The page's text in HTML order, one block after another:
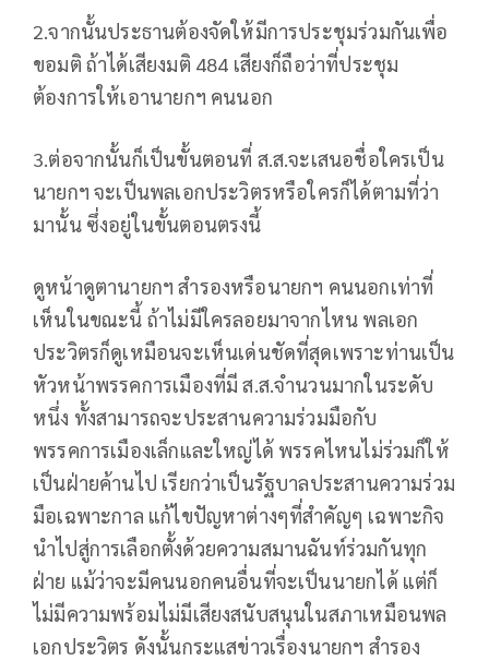
2.จากนั้นประธานต้องจัดให้มีการประชุมร่วมกันเพื่อ
ขอมติ ถ้าได้เสียงมติ 484 เสียงก็ถือว่าที่ประชุม
ต้องการให้เอานายกฯ คนนอก
3.ต่อจากนั้นก็เป็นขั้นตอนที่ ส.ส.จะเสนอชื่อใครเป็น
นายกฯ จะเป็นพลเอกประวิตรหรือใครก็ได้ตามที่ว่า
มานั้น ซึ่งอยู่ในขั้นตอนตรงนี้
ดูหน้าดูตานายกฯ สำรองหรือนายกฯ คนนอกเท่าที่
เห็นในขณะนี้ ถ้าไม่มีใครลอยมาจากไหน พลเอก
ประวิตรก็ดูเหมือนจะเห็นเด่นชัดที่สุดเพราะท่านเป็น
หัวหน้าพรรคการเมืองที่มี ส.ส.จำนวนมากในระดับ
หนึ่ง ทั้งสามารถจะประสานความร่วมมือกับ
พรรคการเมืองเล็กและใหญ่ได้ พรรคไหนไม่ร่วมก็ให้
เป็นฝ่ายค้านไป เรียกว่าเป็นรัฐบาลประสานความร่วม
มือเฉพาะกาล แก้ไขปัญหาต่างๆที่สำคัญๆ เฉพาะกิจ
นำไปสู่การเลือกตั้งด้วยความสมานฉันท์ร่วมกันทุก
ฝ่าย แม้ว่าจะมีคนนอกคนอื่นที่จะเป็นนายกได้ แต่ก็
ไม่มีความพร้อมไม่มีเสียงสนับสนุนในสภาเหมือนพล
เอกประวิตร ดังนั้นกระแสข่าวเรื่องนายกฯ สำรอง